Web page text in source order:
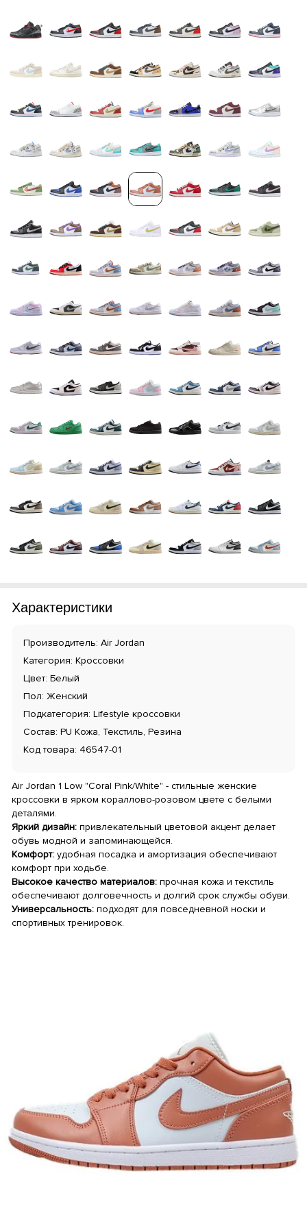
Характеристики
Производитель: Air Jordan
Категория: Кроссовки
Цвет: Белый
Пол: Женский
Подкатегория: Lifestyle кроссовки
Состав: PU Кожа, Текстиль, Резина
Код товара: 46547-01
Air Jordan 1 Low "Coral Pink/White" - стильные женские
кроссовки в ярком кораллово-розовом цвете с белыми
деталями.
Яркий дизайн: привлекательный цветовой акцент делает
обувь модной и запоминающейся.
Комфорт: удобная посадка и амортизация обеспечивают
комфорт при ходьбе.
Высокое качество материалов: прочная кожа и текстиль
обеспечивают долговечность и долгий срок службы обуви.
Универсальность: подходят для повседневной носки и
спортивных тренировок.